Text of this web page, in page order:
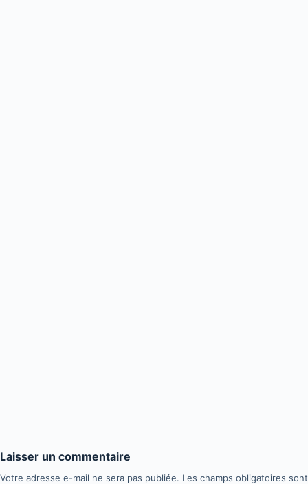
Laisser un commentaire
Votre adresse e-mail ne sera pas publiée. Les champs obligatoires